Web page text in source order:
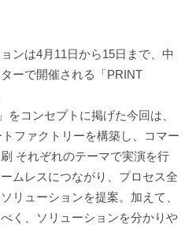
ンは4月11日から15日まで、中
ーで開催される「PRINT
コンセプトに掲げた今回は、
ファクトリーを構築し、コマー
それぞれのテーマで実演を行
ムレスにつながり、プロセス全
リューションを提案。加えて、
く、ソリューションを分かりや